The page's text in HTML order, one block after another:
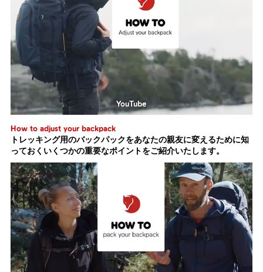
YouTube
How to adjust your backpack
トレッキング用のバックパックをあなたの親友に変えるために知
っておくいくつかの重要なポイントをご紹介いたします。